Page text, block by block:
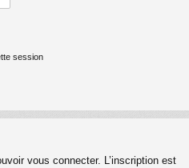
session
vous connecter. L’inscription est